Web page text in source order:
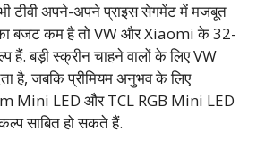
टीवी अपने-अपने प्राइस सेगमेंट में मजबूत
बजट कम है तो VW और Xiaomi के 32-
हैं. बड़ी स्क्रीन चाहने वालों के लिए VW
है, जबकि प्रीमियम अनुभव के लिए
Mini LED और TCL RGB Mini LED
साबित हो सकते हैं.